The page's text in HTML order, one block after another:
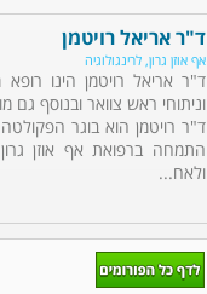
ד"ר אריאל רויטמן
אף אוזן גרון, לרינגולוגיה
ד"ר אריאל רויטמן הינו רופא
וניתוחי ראש צוואר ובנוסף גם
ד"ר רויטמן הוא בוגר
התמחה ברפואת אף אוזן
ולאח...